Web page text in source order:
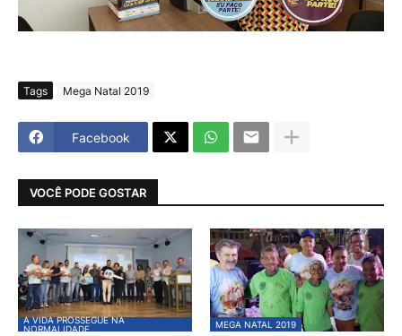
Tags Mega Natal 2019
Facebook
VOCÊ PODE GOSTAR
A VIDA PROSSEGUE NA
NORMALIDADE
MEGA NATAL 2019